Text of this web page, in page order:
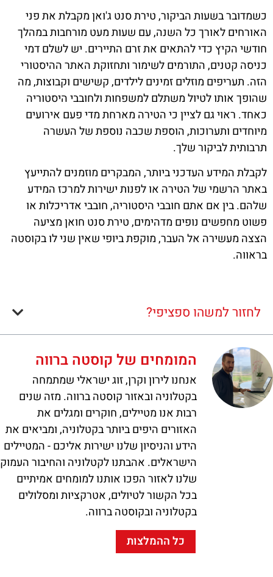
כשמדובר בשעות הביקור, טירת סנט ג'ואן מקבלת את פני
האורחים לאורך כל השנה, עם שעות מעט מורחבות במהלך
חודשי הקיץ כדי להתאים את זרם התיירים. יש לשלם דמי
כניסה קטנים, התורמים לשימור ותחזוקת האתר ההיסטורי
הזה. תעריפים מוזלים זמינים לילדים, קשישים וקבוצות, מה
שהופך אותו לטיול משתלם למשפחות ולחובבי היסטוריה
כאחד. ראוי גם לציין כי הטירה מארחת מדי פעם אירועים
מיוחדים ותערוכות, הוספת שכבה נוספת של העשרה
תרבותית לביקור שלך.
לקבלת המידע העדכני ביותר, המבקרים מוזמנים להתייעץ
באתר הרשמי של הטירה או לפנות ישירות למרכז המידע
שלהם. בין אם אתם חובבי היסטוריה, חובבי אדריכלות או
פשוט מחפשים נופים מדהימים, טירת סנט חואן מציעה
הצצה מעשירה אל העבר, מוקפת ביופי שאין שני לו בקוסטה
בראווה.
לחזור למשהו ספציפי?
המומחים של קוסטה ברווה
אנחנו לירון וקרן, זוג ישראלי שמתמחה
בקטלוניה ובאזור קוסטה ברווה. מזה שנים
רבות אנו מטיילים, חוקרים ומגלים את
האזורים היפים ביותר בקטלוניה, ומביאים את
הידע והניסיון שלנו ישירות אליכם - המטיילים
הישראלים. אהבתנו לקטלוניה והחיבור העמוק
שלנו לאזור הפכו אותנו למומחים אמיתיים
בכל הקשור לטיולים, אטרקציות ומסלולים
בקטלוניה ובקוסטה ברווה.
כל ההמלצות